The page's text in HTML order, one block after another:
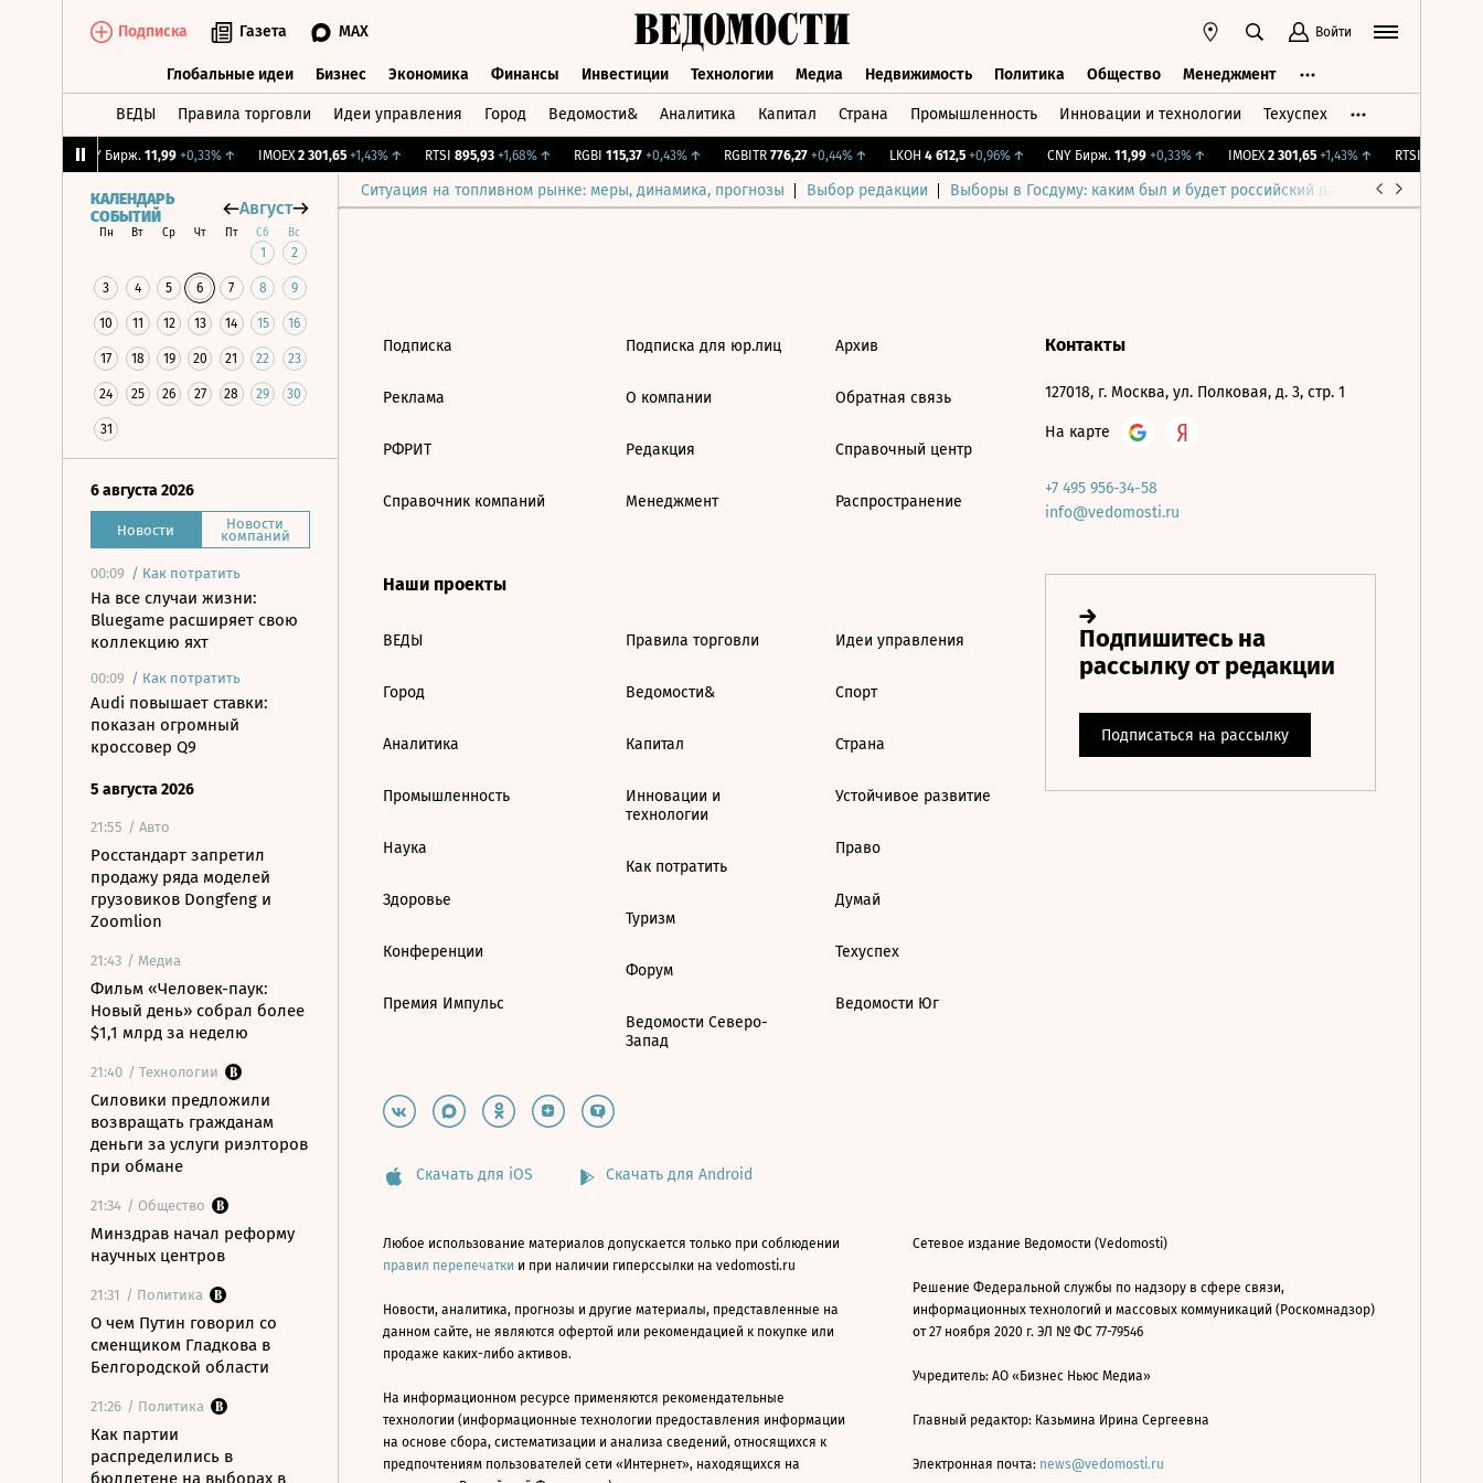
Подписка Газета MAX Войти
Глобальные идеи Бизнес Экономика Финансы Инвестиции Технологии Медиа Недвижимость Политика Общество Менеджмент
ВЕДЫ Правила торговли Идеи управления Город Ведомости& Аналитика Капитал Страна Промышленность Инновации и технологии Техуспех
CNY Бирж. 11,99 +0,33%↑ IMOEX 2 301,65 +1,43%↑ RTSI 895,93 +1,68%↑ RGBI 115,37 +0,43%↑ RGBITR 776,27 +0,44%↑ LKOH 4 612,5 +0,96%↑ CNY Бирж. 11,99 +0,33%↑ IMOEX 2 301,65 +1,43%↑ RTSI 895,93
Ситуация на топливном рынке: меры, динамика, прогнозы Выбор редакции Выборы в Госдуму: каким был и будет российский парламент
КАЛЕНДАРЬ
СОБЫТИЙ
Август
Пн Вт Ср Чт Пт Сб Вс
1 2
3 4 5 6 7 8 9
10 11 12 13 14 15 16
17 18 19 20 21 22 23
24 25 26 27 28 29 30
31
6 августа 2026
Новости Новости
компаний
00:09 / Как потратить
На все случаи жизни:
Bluegame расширяет свою
коллекцию яхт
00:09 / Как потратить
Audi повышает ставки:
показан огромный
кроссовер Q9
5 августа 2026
21:55 / Авто
Росстандарт запретил
продажу ряда моделей
грузовиков Dongfeng и
Zoomlion
21:43 / Медиа
Фильм «Человек-паук:
Новый день» собрал более
$1,1 млрд за неделю
21:40 / Технологии
Силовики предложили
возвращать гражданам
деньги за услуги риэлторов
при обмане
21:34 / Общество
Минздрав начал реформу
научных центров
21:31 / Политика
О чем Путин говорил со
сменщиком Гладкова в
Белгородской области
21:26 / Политика
Как партии
распределились в
бюллетене на выборах в
Подписка
Реклама
РФРИТ
Справочник компаний
Подписка для юр.лиц
О компании
Редакция
Менеджмент
Архив
Обратная связь
Справочный центр
Распространение
Наши проекты
ВЕДЫ
Город
Аналитика
Промышленность
Наука
Здоровье
Конференции
Премия Импульс
Правила торговли
Ведомости&
Капитал
Инновации и
технологии
Как потратить
Туризм
Форум
Ведомости Северо-
Запад
Идеи управления
Спорт
Страна
Устойчивое развитие
Право
Думай
Техуспех
Ведомости Юг
Контакты
127018, г. Москва, ул. Полковая, д. 3, стр. 1
На карте
+7 495 956-34-58
info@vedomosti.ru
Скачать для iOS Скачать для Android
Любое использование материалов допускается только при соблюдении
правил перепечатки и при наличии гиперссылки на vedomosti.ru
Новости, аналитика, прогнозы и другие материалы, представленные на
данном сайте, не являются офертой или рекомендацией к покупке или
продаже каких-либо активов.
На информационном ресурсе применяются рекомендательные
технологии (информационные технологии предоставления информации
на основе сбора, систематизации и анализа сведений, относящихся к
предпочтениям пользователей сети «Интернет», находящихся на
Сетевое издание Ведомости (Vedomosti)
Решение Федеральной службы по надзору в сфере связи,
информационных технологий и массовых коммуникаций (Роскомнадзор)
от 27 ноября 2020 г. ЭЛ № ФС 77-79546
Учредитель: АО «Бизнес Ньюс Медиа»
Главный редактор: Казьмина Ирина Сергеевна
Электронная почта: news@vedomosti.ru